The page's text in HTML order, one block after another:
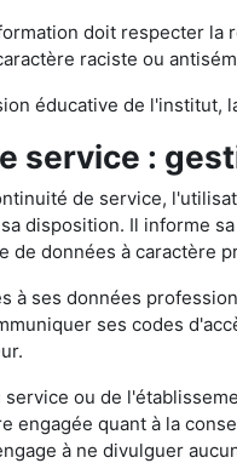
doit respecter
raciste ou
éducative de
service :
de service,
disposition. Il informe
de données à caractère
à ses données
ses codes
ou de
engagée quant à la
à ne divulguer